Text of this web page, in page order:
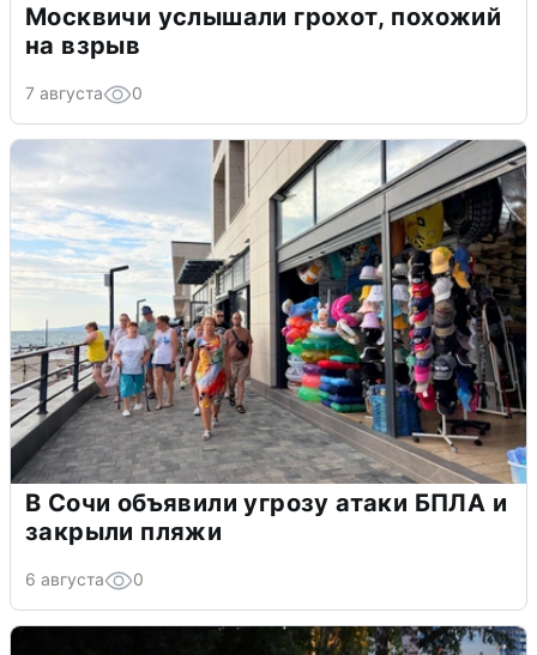
Москвичи услышали грохот, похожий
на взрыв
7 августа 0
В Сочи объявили угрозу атаки БПЛА и
закрыли пляжи
6 августа 0